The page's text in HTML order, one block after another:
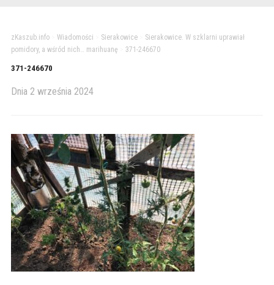
zKaszub.info> Wiadomości Sierakowice> Sierakowice. W szklarni uprawiał
pomidory, a wśród nich… marihuanę
371-246670
371-246670
Dnia 2 września 2024